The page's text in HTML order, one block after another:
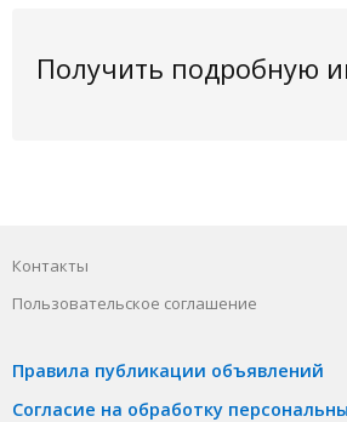
Получить подробную
Контакты
Пользовательское соглашение
Правила публикации объявлений
Согласие на обработку